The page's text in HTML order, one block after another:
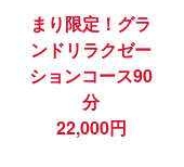
まり限定！グラ
ンドリラクゼー
ションコース90
分
22,000円